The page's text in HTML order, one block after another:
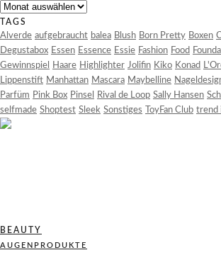
Archiv
TAGS
Alverde aufgebraucht balea Blush Born Pretty Boxen
Degustabox Essen Essence Essie Fashion Food
Gewinnspiel
Haare Highlighter Jolifin Kiko Konad
Lippenstift Manhattan Mascara Maybelline
Parfüm Pink Box Pinsel Rival de Loop Sally Hansen
selfmade Shoptest Sleek Sonstiges ToyFan Club trend
BEAUTY
AUGENPRODUKTE